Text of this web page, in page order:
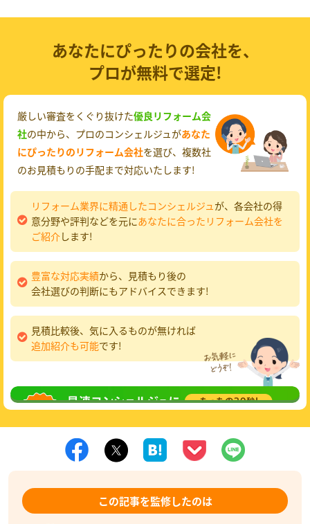
あなたにぴったりの会社を、
プロが無料で選定!
厳しい審査をくぐり抜けた優良リフォーム会
社の中から、プロのコンシェルジュがあなた
にぴったりのリフォーム会社を選び、複数社
のお見積もりの手配まで対応いたします!
リフォーム業界に精通したコンシェルジュが、各会社の得
意分野や評判などを元にあなたに合ったリフォーム会社を
ご紹介します!
豊富な対応実績から、見積もり後の
会社選びの判断にもアドバイスできます!
見積比較後、気に入るものが無ければ
追加紹介も可能です!
無料相談してみる
この記事を監修したのは